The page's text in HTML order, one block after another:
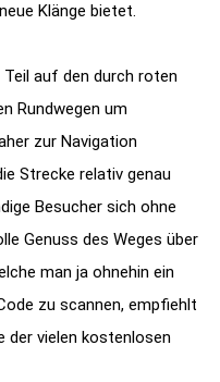
Klänge bietet.
auf den durch roten
Rundwegen um
zur Navigation
Strecke relativ genau
Besucher sich ohne
Genuss des Weges über
man ja ohnehin ein
zu scannen, empfiehlt
der vielen kostenlosen